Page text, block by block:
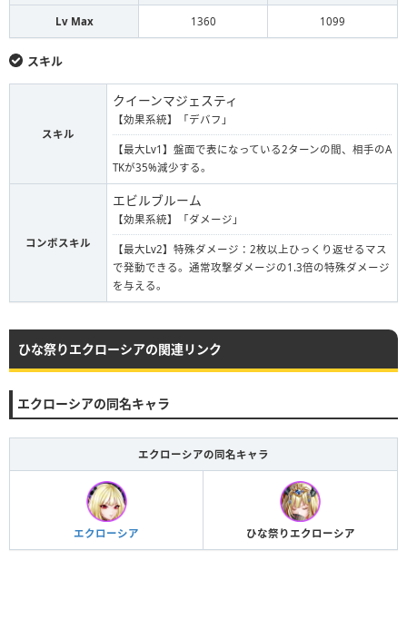
Lv Max 1360 1099
スキル
スキル
クイーンマジェスティ
【効果系統】「デバフ」
【最大Lv1】盤面で表になっている2ターンの間、相手のA
TKが35%減少する。
コンボスキル
エビルブルーム
【効果系統】「ダメージ」
【最大Lv2】特殊ダメージ：2枚以上ひっくり返せるマス
で発動できる。通常攻撃ダメージの1.3倍の特殊ダメージ
を与える。
ひな祭りエクローシアの関連リンク
エクローシアの同名キャラ
エクローシアの同名キャラ
エクローシア ひな祭りエクローシア